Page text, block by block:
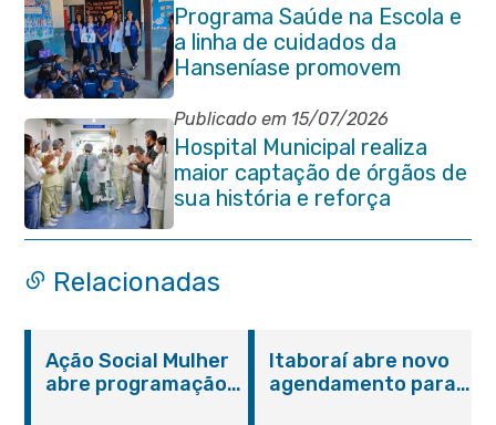
Programa Saúde na Escola e
a linha de cuidados da
Hanseníase promovem
conscientização sobre
hanseníase na E.M Adelaide
de Magalhães Seabra
Publicado em 15/07/2026
Hospital Municipal realiza
maior captação de órgãos de
sua história e reforça
compromisso com a vida
Relacionadas
Ação Social Mulher
abre programação
Itaboraí abre novo
agendamento para